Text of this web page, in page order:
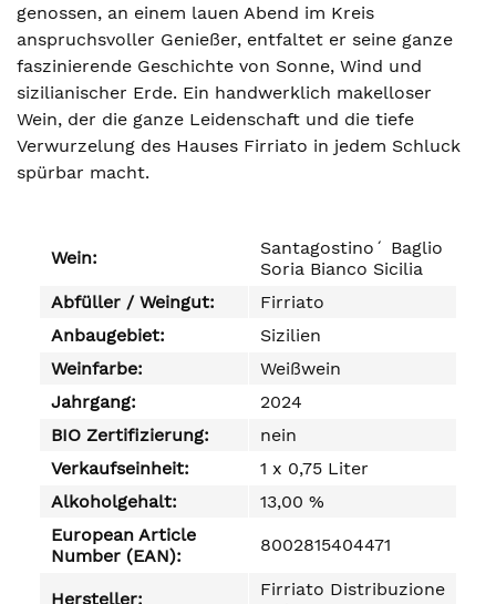
genossen, an einem lauen Abend im Kreis
anspruchsvoller Genießer, entfaltet er seine ganze
faszinierende Geschichte von Sonne, Wind und
sizilianischer Erde. Ein handwerklich makelloser
Wein, der die ganze Leidenschaft und die tiefe
Verwurzelung des Hauses Firriato in jedem Schluck
spürbar macht.
Wein:
Santagostino´ Baglio
Soria Bianco Sicilia
Abfüller / Weingut:
Firriato
Anbaugebiet:
Sizilien
Weinfarbe:
Weißwein
Jahrgang:
2024
BIO Zertifizierung:
nein
Verkaufseinheit:
1 x 0,75 Liter
Alkoholgehalt:
13,00 %
European Article
Number (EAN):
8002815404471
Hersteller:
Firriato Distribuzione